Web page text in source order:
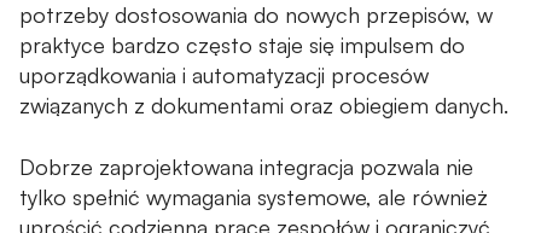
potrzeby dostosowania do nowych przepisów, w
praktyce bardzo często staje się impulsem do
uporządkowania i automatyzacji procesów
związanych z dokumentami oraz obiegiem danych.
Dobrze zaprojektowana integracja pozwala nie
tylko spełnić wymagania systemowe, ale również
uprościć codzienną pracę zespołów i ograniczyć